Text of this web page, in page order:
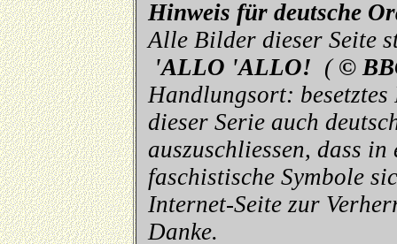
Hinweis für deutsche
Alle Bilder dieser Seite
'ALLO 'ALLO! ( ©
Handlungsort:
dieser Serie auch
auszuschliessen, dass in
faschistische Symbole
Internet-Seite zur
Danke.